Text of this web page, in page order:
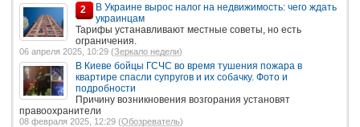
2
В Украине вырос налог на недвижимость: чего ждать
украинцам
Тарифы устанавливают местные советы, но есть
ограничения.
06 апреля 2025, 10:29 (Зеркало недели)
В Киеве бойцы ГСЧС во время тушения пожара в
квартире спасли супругов и их собачку. Фото и
подробности
Причину возникновения возгорания установят
правоохранители
08 февраля 2025, 12:29 (Обозреватель)